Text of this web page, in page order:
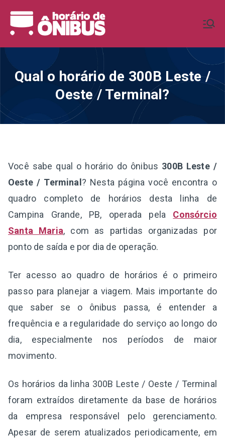
para
Ônibus BR
Horários de Ônibus de todo o
Qual o horário de 300B Leste /
Oeste / Terminal?
Você sabe qual o horário do ônibus 300B Leste /
Oeste / Terminal? Nesta página você encontra o
quadro completo de horários desta linha de
Campina Grande, PB, operada pela Consórcio
Santa Maria, com as partidas organizadas por
ponto de saída e por dia de operação.
Ter acesso ao quadro de horários é o primeiro
passo para planejar a viagem. Mais importante do
que saber se o ônibus passa, é entender a
frequência e a regularidade do serviço ao longo do
dia, especialmente nos períodos de maior
movimento.
Os horários da linha 300B Leste / Oeste / Terminal
foram extraídos diretamente da base de horários
da empresa responsável pelo gerenciamento.
Apesar de serem atualizados periodicamente, em